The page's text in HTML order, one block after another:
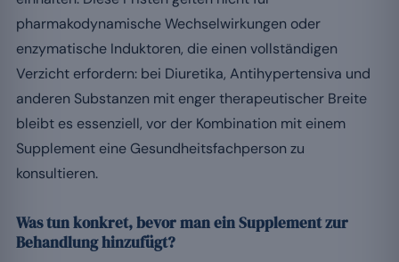
pharmakodynamische Wechselwirkungen oder
enzymatische Induktoren, die einen vollständigen
Verzicht erfordern: bei Diuretika, Antihypertensiva und
anderen Substanzen mit enger therapeutischer Breite
bleibt es essenziell, vor der Kombination mit einem
Supplement eine Gesundheitsfachperson zu
konsultieren.
Was tun konkret, bevor man ein Supplement zur
Behandlung hinzufügt?